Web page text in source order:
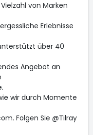
von Marken
Erlebnisse
über 40
Angebot an
wir durch Momente
Folgen Sie @Tilray